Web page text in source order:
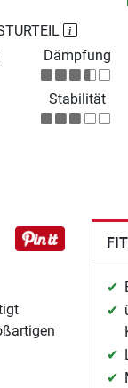
Dämpfung
Stabilität